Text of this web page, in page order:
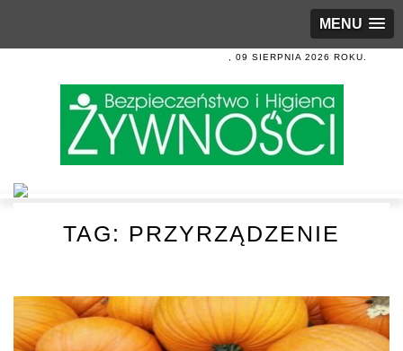
MENU
, 09 SIERPNIA 2026 ROKU.
TAG: PRZYRZĄDZENIE